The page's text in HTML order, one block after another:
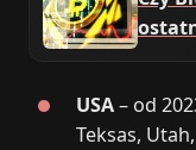
USA– od
Teksas,